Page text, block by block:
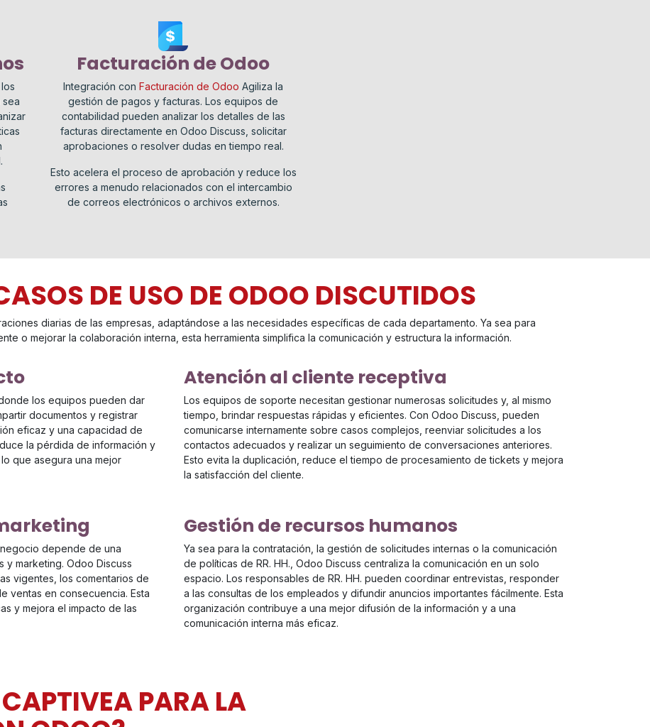
sea
Facturación de Odoo
Integración con Facturación de Odoo Agiliza la
gestión de pagos y facturas. Los equipos de
contabilidad pueden analizar los detalles de las
facturas directamente en Odoo Discuss, solicitar
aprobaciones o resolver dudas en tiempo real.
Esto acelera el proceso de aprobación y reduce los
errores a menudo relacionados con el intercambio
de correos electrónicos o archivos externos.
DE USO DE ODOO DISCUTIDOS
diarias de las empresas, adaptándose a las necesidades específicas de cada departamento. Ya sea para
o mejorar la colaboración interna, esta herramienta simplifica la comunicación y estructura la información.
los equipos pueden dar
documentos y registrar
eficaz y una capacidad de
la pérdida de información y
que asegura una mejor
Atención al cliente receptiva
Los equipos de soporte necesitan gestionar numerosas solicitudes y, al mismo
tiempo, brindar respuestas rápidas y eficientes. Con Odoo Discuss, pueden
comunicarse internamente sobre casos complejos, reenviar solicitudes a los
contactos adecuados y realizar un seguimiento de conversaciones anteriores.
Esto evita la duplicación, reduce el tiempo de procesamiento de tickets y mejora
la satisfacción del cliente.
depende de una
marketing. Odoo Discuss
vigentes, los comentarios de
ventas en consecuencia. Esta
y mejora el impacto de las
Gestión de recursos humanos
Ya sea para la contratación, la gestión de solicitudes internas o la comunicación
de políticas de RR. HH., Odoo Discuss centraliza la comunicación en un solo
espacio. Los responsables de RR. HH. pueden coordinar entrevistas, responder
a las consultas de los empleados y difundir anuncios importantes fácilmente. Esta
organización contribuye a una mejor difusión de la información y a una
comunicación interna más eficaz.
PARA LA